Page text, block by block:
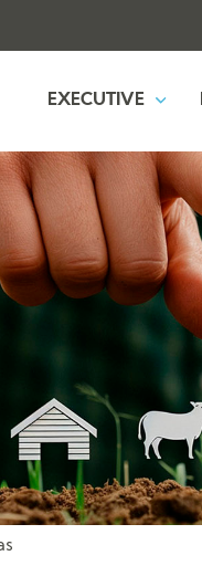
EXECUTIVE